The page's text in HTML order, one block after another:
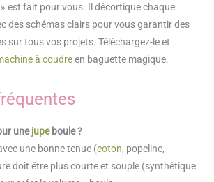
» est fait pour vous. Il décortique chaque
des schémas clairs pour vous garantir des
sur tous vos projets. Téléchargez-le et
à coudreen baguette magique.
unejupeboule ?
une bonne tenue (coton, popeline,
doit être plus courte et souple (synthétique